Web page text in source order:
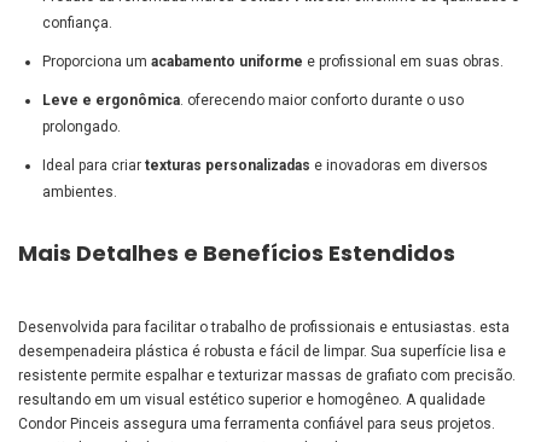
confiança.
Proporciona um acabamento uniforme e profissional em suas obras.
Leve e ergonômica. oferecendo maior conforto durante o uso
prolongado.
Ideal para criar texturas personalizadas e inovadoras em diversos
ambientes.
Mais Detalhes e Benefícios Estendidos
Desenvolvida para facilitar o trabalho de profissionais e entusiastas. esta
desempenadeira plástica é robusta e fácil de limpar. Sua superfície lisa e
resistente permite espalhar e texturizar massas de grafiato com precisão.
resultando em um visual estético superior e homogêneo. A qualidade
Condor Pinceis assegura uma ferramenta confiável para seus projetos.